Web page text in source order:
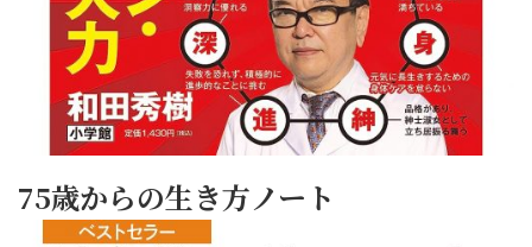
75歳からの生き方ノート